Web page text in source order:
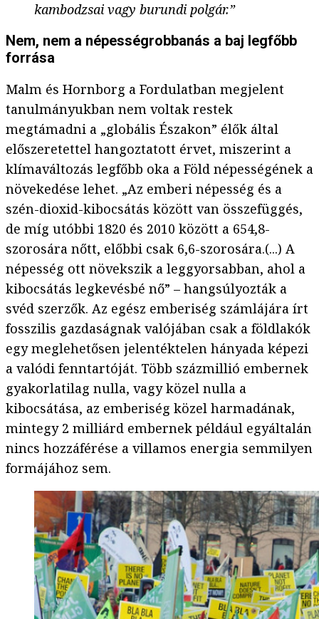
kambodzsai vagy burundi polgár.”
Nem, nem a népességrobbanás a baj legfőbb
forrása
Malm és Hornborg a Fordulatban megjelent
tanulmányukban nem voltak restek
megtámadni a „globális Északon” élők által
előszeretettel hangoztatott érvet, miszerint a
klímaváltozás legfőbb oka a Föld népességének a
növekedése lehet. „Az emberi népesség és a
szén-dioxid-kibocsátás között van összefüggés,
de míg utóbbi 1820 és 2010 között a 654,8-
szorosára nőtt, előbbi csak 6,6-szorosára.(...) A
népesség ott növekszik a leggyorsabban, ahol a
kibocsátás legkevésbé nő” – hangsúlyozták a
svéd szerzők. Az egész emberiség számlájára írt
fosszilis gazdaságnak valójában csak a földlakók
egy meglehetősen jelentéktelen hányada képezi
a valódi fenntartóját. Több százmillió embernek
gyakorlatilag nulla, vagy közel nulla a
kibocsátása, az emberiség közel harmadának,
mintegy 2 milliárd embernek például egyáltalán
nincs hozzáférése a villamos energia semmilyen
formájához sem.